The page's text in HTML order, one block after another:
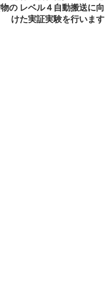
の レベル４自動搬送に向
けた実証実験を行います